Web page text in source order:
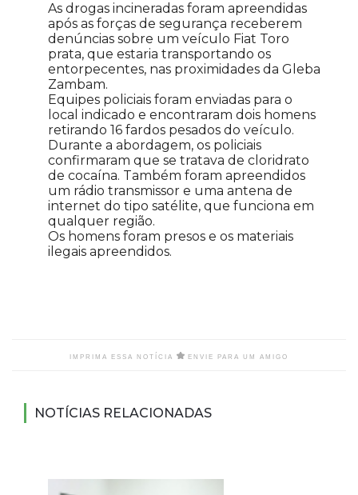
As drogas incineradas foram apreendidas
após as forças de segurança receberem
denúncias sobre um veículo Fiat Toro
prata, que estaria transportando os
entorpecentes, nas proximidades da Gleba
Zambam.
Equipes policiais foram enviadas para o
local indicado e encontraram dois homens
retirando 16 fardos pesados do veículo.
Durante a abordagem, os policiais
confirmaram que se tratava de cloridrato
de cocaína. Também foram apreendidos
um rádio transmissor e uma antena de
internet do tipo satélite, que funciona em
qualquer região.
Os homens foram presos e os materiais
ilegais apreendidos.
IMPRIMA ESSA NOTÍCIA ENVIE PARA UM AMIGO
NOTÍCIAS RELACIONADAS